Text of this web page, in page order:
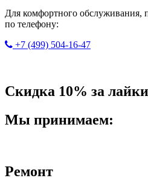
Для комфортного обслуживания,
по телефону:
+7 (499) 504-16-47
Скидка 10% за лайки
Мы принимаем:
Ремонт